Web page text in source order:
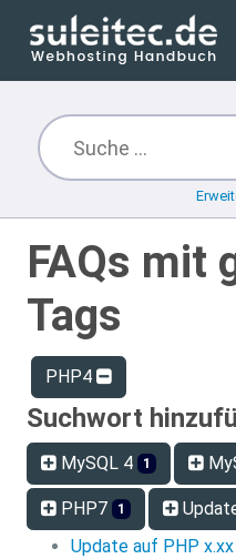
FAQs mit
Tags
PHP4
Suchwort
MySQL 4 1
PHP7 1
Update auf PHP